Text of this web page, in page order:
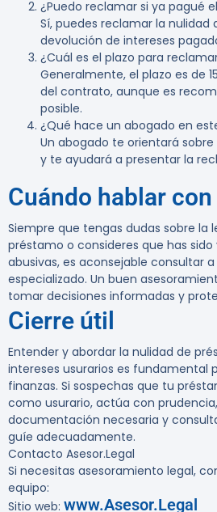
¿Puedo reclamar si ya pagué
Sí, puedes reclamar la nulidad
devolución de intereses
¿Cuál es el plazo para
Generalmente, el plazo es de
del contrato, aunque es
posible.
¿Qué hace un abogado en
Un abogado te orientará
y te ayudará a presentar la
Cuándo hablar
Siempre que tengas dudas sobre la
préstamo o consideres que has
abusivas, es aconsejable consultar
especializado. Un buen
tomar decisiones informadas y
Cierre útil
Entender y abordar la nulidad de
intereses usurarios es fundamental
finanzas. Si sospechas que tu
como usurario, actúa con
documentación necesaria y
guíe adecuadamente.
Contacto Asesor.Legal
Si necesitas asesoramiento legal,
equipo:
Sitio web: www.Asesor.Legal